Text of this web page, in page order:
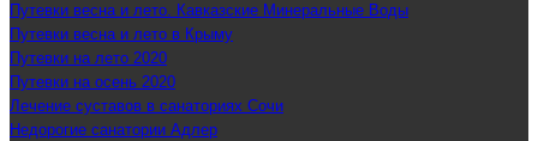
Путевки весна и лето. Кавказские Минеральные Воды
Путевки весна и лето в Крыму
Путевки на лето 2020
Путевки на осень 2020
Лечение суставов в санаториях Сочи
Недорогие санатории Адлер